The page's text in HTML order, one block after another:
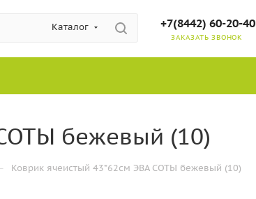
Каталог +7(8442) 60-20-40
ЗАКАЗАТЬ ЗВОНОК
бежевый (10)
Коврик ячеистый 43*62см ЭВА СОТЫ бежевый (10)